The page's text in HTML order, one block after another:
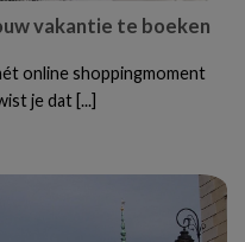
vakantie te boeken
online shoppingmoment
je dat [...]